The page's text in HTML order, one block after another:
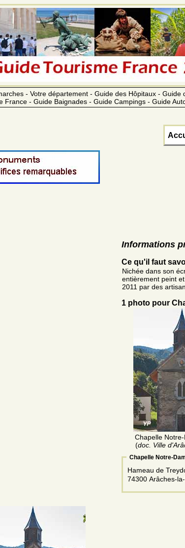
- Votre département - Guide des Hôpitaux -
France - Guide Baignades - Guide Campings - Guide
Informations
Ce qu'il faut
Nichée dans son
entièrement peint
2011 par des
1 photo pour
Chapelle
(doc. Ville
Chapelle Notre-
Hameau de
74300 Arâches-